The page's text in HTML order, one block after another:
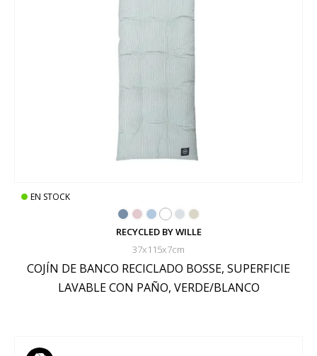
EN STOCK
RECYCLED BY WILLE
37x115x7cm
COJÍN DE BANCO RECICLADO BOSSE, SUPERFICIE
LAVABLE CON PAÑO, VERDE/BLANCO